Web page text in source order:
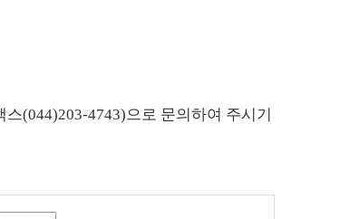
(044)203-4743)으로 문의하여 주시기